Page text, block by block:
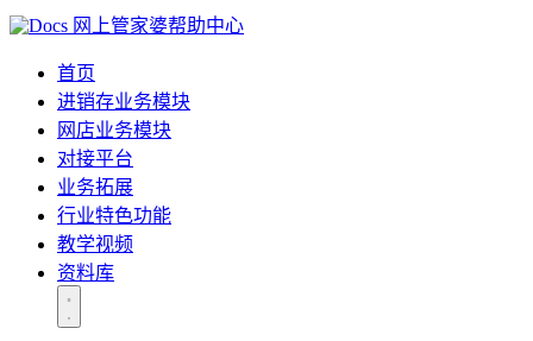
网上管家婆帮助中心
首页
进销存业务模块
网店业务模块
对接平台
业务拓展
行业特色功能
教学视频
资料库